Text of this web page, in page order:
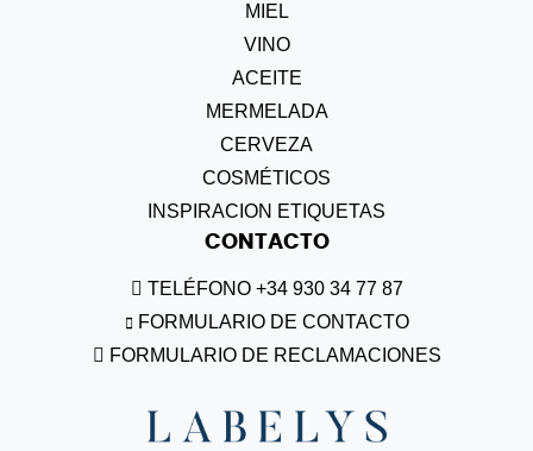
MIEL
VINO
ACEITE
MERMELADA
CERVEZA
COSMÉTICOS
INSPIRACION ETIQUETAS
CONTACTO
TELÉFONO +34 930 34 77 87
FORMULARIO DE CONTACTO
FORMULARIO DE RECLAMACIONES